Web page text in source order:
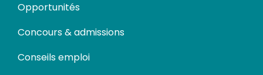
Opportunités
Concours & admissions
Conseils emploi